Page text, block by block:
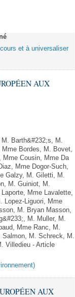
et à universaliser
AUX
Barth&#232;s, M.
Bordes, M. Bovet,
Mme Cousin, Mme Da
Mme Dogor-Such,
Galzy, M. Giletti, M.
M. Guiniot, M.
Mme Lavalette,
Lopez-Liguori, Mme
M. Bryan Masson,
M. Muller, M.
Mme Ranc, M.
Salmon, M. Schreck, M.
Villedieu - Article
AUX